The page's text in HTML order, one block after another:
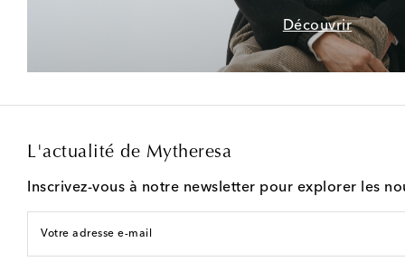
Découvrir
L'actualité de Mytheresa
Inscrivez-vous à notre newsletter pour explorer les
Votre adresse e-mail